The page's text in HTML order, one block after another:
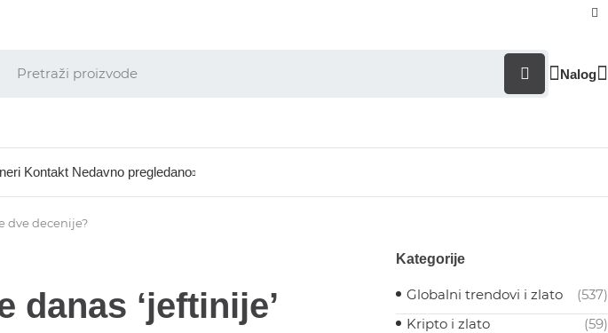
Nalog
Kontakt Nedavno pregledano
dve decenije?
‘jeftinije’
Kategorije
Globalni trendovi i zlato
(537)
Kripto i zlato
(59)